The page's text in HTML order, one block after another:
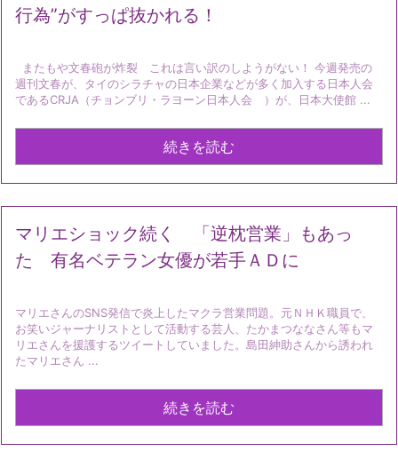
行為”がすっぱ抜かれる！
またもや文春砲が炸裂 これは言い訳のしようがない！ 今週発売の
週刊文春が、タイのシラチャの日本企業などが多く加入する日本人会
であるCRJA（チョンブリ・ラヨーン日本人会 ）が、日本大使館 ...
続きを読む
マリエショック続く 「逆枕営業」もあっ
た 有名ベテラン女優が若手ＡＤに
マリエさんのSNS発信で炎上したマクラ営業問題。元ＮＨＫ職員で、
お笑いジャーナリストとして活動する芸人、たかまつななさん等もマ
リエさんを援護するツイートしていました。島田紳助さんから誘われ
たマリエさん ...
続きを読む